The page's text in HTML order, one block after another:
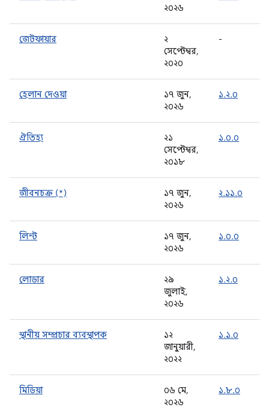
২০২৬
জেটফায়ার
২
সেপ্টেম্বর,
২০২০
-
হেলান দেওয়া
১৭ জুন,
২০২৬
১.২.০
ঐতিহ্য
২১
সেপ্টেম্বর,
২০১৮
১.০.০
জীবনচক্র (*)
১৭ জুন,
২০২৬
২.১১.০
লিন্ট
১৭ জুন,
২০২৬
১.০.০
লোডার
২৯
জুলাই,
২০২৬
১.২.০
স্থানীয় সম্প্রচার ব্যবস্থাপক
১২
জানুয়ারী,
২০২২
১.১.০
মিডিয়া
০৬ মে,
২০২৬
১.৮.০